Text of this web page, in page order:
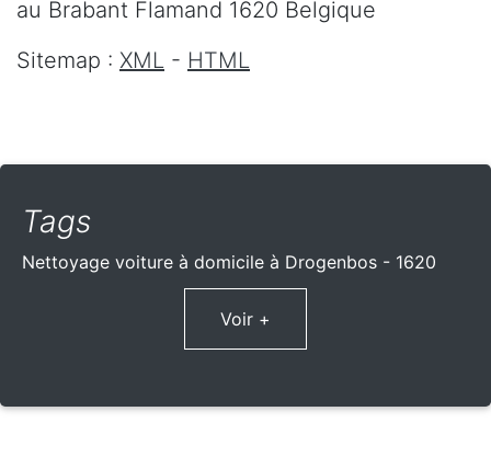
au Brabant Flamand 1620 Belgique
Sitemap : XML - HTML
Tags
Nettoyage voiture à domicile à Drogenbos - 1620
Voir +